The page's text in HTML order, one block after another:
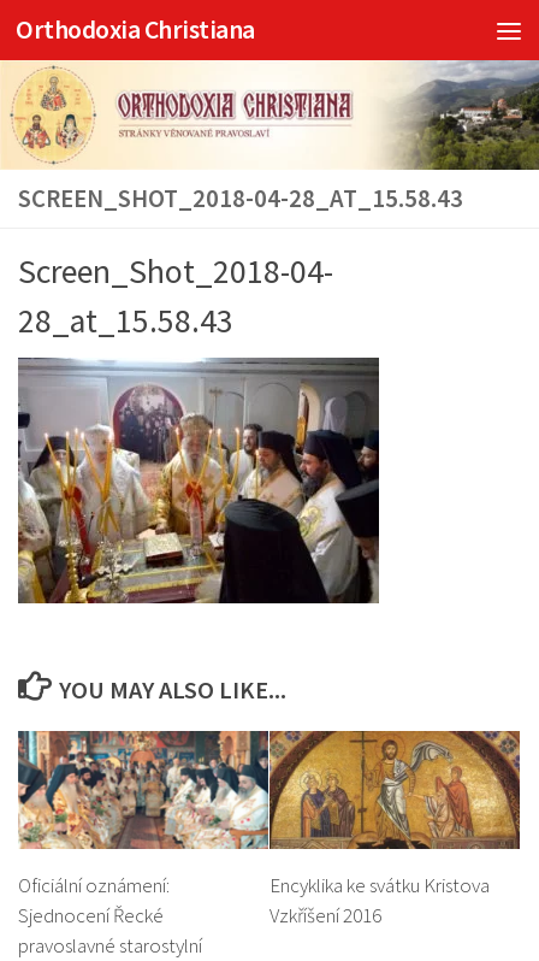
Skip to content
Orthodoxia Christiana
SCREEN_SHOT_2018-04-28_AT_15.58.43
Screen_Shot_2018-04-
28_at_15.58.43
YOU MAY ALSO LIKE...
Oficiální oznámení:
Sjednocení Řecké
pravoslavné starostylní
Encyklika ke svátku Kristova
Vzkříšení 2016